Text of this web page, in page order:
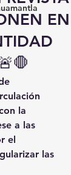
EN
la
a las
el
las